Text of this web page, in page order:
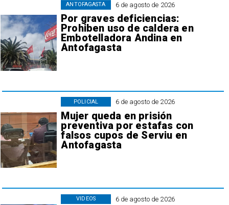
6 de agosto de 2026
Por graves deficiencias:
Prohiben uso de caldera en
Embotelladora Andina en
Antofagasta
ANTOFAGASTA
6 de agosto de 2026
Mujer queda en prisión
preventiva por estafas con
falsos cupos de Serviu en
Antofagasta
POLICIAL
6 de agosto de 2026
VIDEOS